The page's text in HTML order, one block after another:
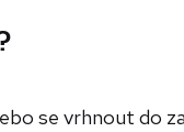
se vrhnout do